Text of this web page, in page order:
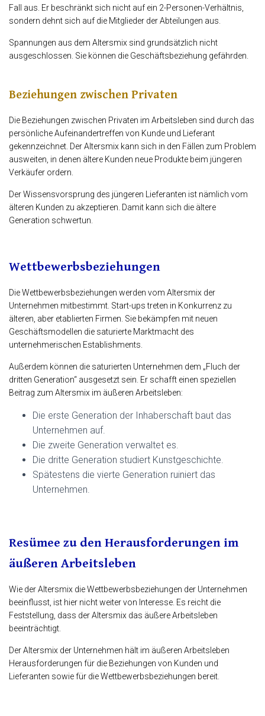
Fall aus. Er beschränkt sich nicht auf ein 2-Personen-Verhältnis,
sondern dehnt sich auf die Mitglieder der Abteilungen aus.
Spannungen aus dem Altersmix sind grundsätzlich nicht
ausgeschlossen. Sie können die Geschäftsbeziehung gefährden.
Beziehungen zwischen Privaten
Die Beziehungen zwischen Privaten im Arbeitsleben sind durch das
persönliche Aufeinandertreffen von Kunde und Lieferant
gekennzeichnet. Der Altersmix kann sich in den Fällen zum Problem
ausweiten, in denen ältere Kunden neue Produkte beim jüngeren
Verkäufer ordern.
Der Wissensvorsprung des jüngeren Lieferanten ist nämlich vom
älteren Kunden zu akzeptieren. Damit kann sich die ältere
Generation schwertun.
Wettbewerbsbeziehungen
Die Wettbewerbsbeziehungen werden vom Altersmix der
Unternehmen mitbestimmt. Start-ups treten in Konkurrenz zu
älteren, aber etablierten Firmen. Sie bekämpfen mit neuen
Geschäftsmodellen die saturierte Marktmacht des
unternehmerischen Establishments.
Außerdem können die saturierten Unternehmen dem „Fluch der
dritten Generation“ ausgesetzt sein. Er schafft einen speziellen
Beitrag zum Altersmix im äußeren Arbeitsleben:
Die erste Generation der Inhaberschaft baut das
Unternehmen auf.
Die zweite Generation verwaltet es.
Die dritte Generation studiert Kunstgeschichte.
Spätestens die vierte Generation ruiniert das
Unternehmen.
Resümee zu den Herausforderungen im
äußeren Arbeitsleben
Wie der Altersmix die Wettbewerbsbeziehungen der Unternehmen
beeinflusst, ist hier nicht weiter von Interesse. Es reicht die
Feststellung, dass der Altersmix das äußere Arbeitsleben
beeinträchtigt.
Der Altersmix der Unternehmen hält im äußeren Arbeitsleben
Herausforderungen für die Beziehungen von Kunden und
Lieferanten sowie für die Wettbewerbsbeziehungen bereit.